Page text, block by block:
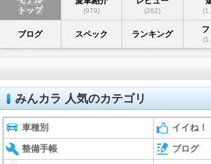
トップ
(979) (262)
ブログ スペック ランキング
みんカラ 人気のカテゴリ
車種別 イイね！
整備手帳 ブログ